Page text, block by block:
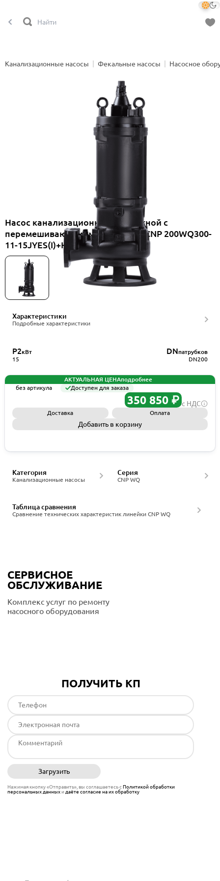
Канализационные насосы Фекальные насосы Насосное
Насос канализационный погружной с
перемешивающим механизмом CNP 200WQ300-
11-15JYES(I)+HS200WQ
Характеристики
Подробные характеристики
P2кВт
15
DNпатрубков
DN200
АКТУАЛЬНАЯ ЦЕНАподробнее
без артикула
Доступен для заказа
350 850 ₽ с НДС
Доставка Оплата
Добавить в корзину
Канализационные насосы
Категория
CNP WQ
Серия
Сравнение технических характеристик линейки CNP WQ
Таблица сравнения
СЕРВИСНОЕ
ОБСЛУЖИВАНИЕ
Комплекс услуг по ремонту
насосного оборудования
ПОЛУЧИТЬ КП
Загрузить
Нажимая кнопку «Отправить», вы соглашаетесь сПолитикой обработки
персональных данныхи даёте согласие на их обработку